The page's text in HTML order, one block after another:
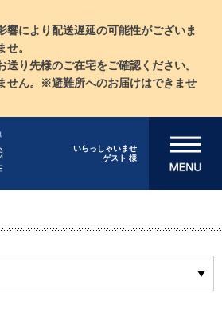
響により配送遅延の可能性がございま
。
り先様のご在宅をご確認ください。
せん。※避難所へのお届けはできませ
いらっしゃいませ
ゲスト 様
メニューを開